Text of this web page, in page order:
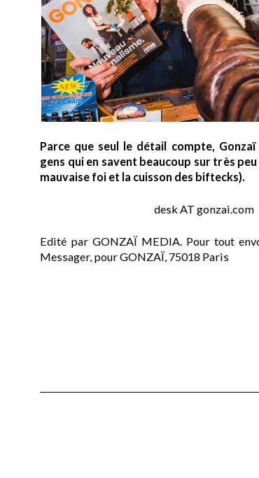
Parce que seul le détail compte,
gens qui en savent beaucoup sur très
mauvaise foi et la cuisson des biftecks).
desk AT gonzai.com
Edité par GONZAÏ MEDIA. Pour tout
Messager, pour GONZAÏ, 75018 Paris